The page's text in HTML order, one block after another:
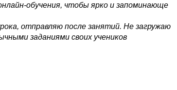
обучения, чтобы ярко и запоминающе
отправляю после занятий. Не загружаю
заданиями своих учеников